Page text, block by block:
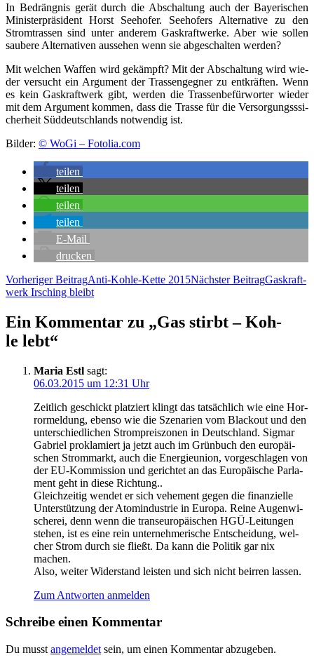
In Bedräng­nis gerät durch die Abschal­tung auch der Baye­ri­schen
Minis­ter­prä­si­dent Horst See­ho­fer. See­ho­fers Alter­na­ti­ve zu den
Strom­tras­sen sind unter ande­rem Gas­kraft­wer­ke. Aber wie sol­len
sau­be­re Alter­na­ti­ven aus­se­hen wenn sie abge­schal­ten werden?
Mit wel­chen Waf­fen wird gekämpft? Mit der Abschal­tung wird wie­
der ver­sucht ein Argu­ment der Tras­sen­geg­ner zu ent­kräf­ten. Wenn
es kein Gas­kraft­werk gibt, wer­den die Tras­sen­be­für­wor­ter wie­der
mit dem Argu­ment kom­men, dass die Tras­se für die Ver­sor­gungs­s­si­
cher­heit Süd­deutsch­lands not­wen­dig ist.
Bil­der: © WoGi – Fotolia.com
tei­len
tei­len
tei­len
tei­len
E‑Mail
dru­cken
Beitragsnavigation
Vorheriger BeitragAnti-Koh­le-Ket­te 2015Nächster BeitragGas­kraft­
werk Irsching bleibt
Ein Kommentar zu „Gas stirbt – Koh­
le lebt“
Maria Estl sagt:
06.03.2015 um 12:31 Uhr
Zeit­lich geschickt plat­ziert klingt das tat­säch­lich wie eine Hor­
ror­mel­dung, eben­so wie die Sze­na­ri­en vom Black­out und den
unter­schied­li­chen Strom­preis­zo­nen in Deutsch­land. Sig­mar
Gabri­el pro­kla­miert ja jetzt auch im Grün­buch den euro­päi­
schen Strom­markt, auch die Ener­gie­uni­on, vor­ge­schla­gen von
der EU-Kom­mis­si­on und gerich­tet an das Euro­päi­sche Par­la­
ment geht in die­se Richtung..
Gleich­zei­tig wen­det er sich vehe­ment gegen die finan­zi­el­le
Unter­stüt­zung der Atom­in­dus­trie in Euro­pa. Rei­ne Augen­wi­
sche­rei, denn wenn die trans­eu­ro­päi­schen HGÜ-Lei­tun­gen
ste­hen, ist es eine rein unter­neh­me­ri­sche Ent­schei­dung, wel­
cher Strom durch sie fließt. Da kann die Poli­tik gar nix
machen.
Also, wei­ter Wider­stand leis­ten und sich nicht beir­ren lassen.
Zum Antworten anmelden
Schreibe einen Kommentar
Du musst angemeldet sein, um einen Kommentar abzugeben.